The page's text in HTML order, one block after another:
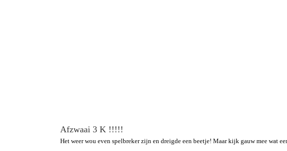
Afzwaai 3 K !!!!!
Het weer wou even spelbreker zijn en dreigde een beetje! Maar kijk gauw mee wat